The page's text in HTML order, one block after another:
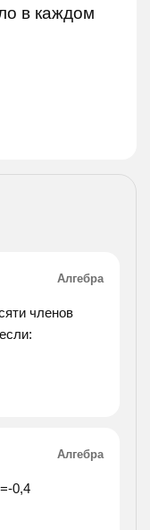
в каждом
Алгебра
членов
Алгебра
0,4